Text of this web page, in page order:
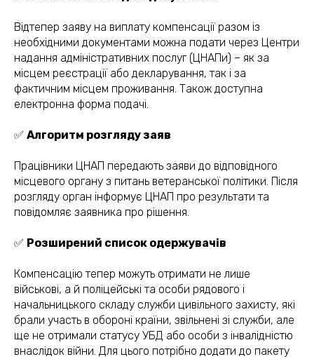
Відтепер заяву на виплату компенсації разом із
необхідними документами можна подати через Центри
надання адміністративних послуг (ЦНАПи) – як за
місцем реєстрації або декларування, так і за
фактичним місцем проживання. Також доступна
електронна форма подачі.
✅ Алгоритм розгляду заяв
Працівники ЦНАП передають заяви до відповідного
місцевого органу з питань ветеранської політики. Після
розгляду орган інформує ЦНАП про результати та
повідомляє заявника про рішення.
✅ Розширений список одержувачів
Компенсацію тепер можуть отримати не лише
військові, а й поліцейські та особи рядового і
начальницького складу служби цивільного захисту, які
брали участь в обороні країни, звільнені зі служби, але
ще не отримали статусу УБД або особи з інвалідністю
внаслідок війни. Для цього потрібно додати до пакету